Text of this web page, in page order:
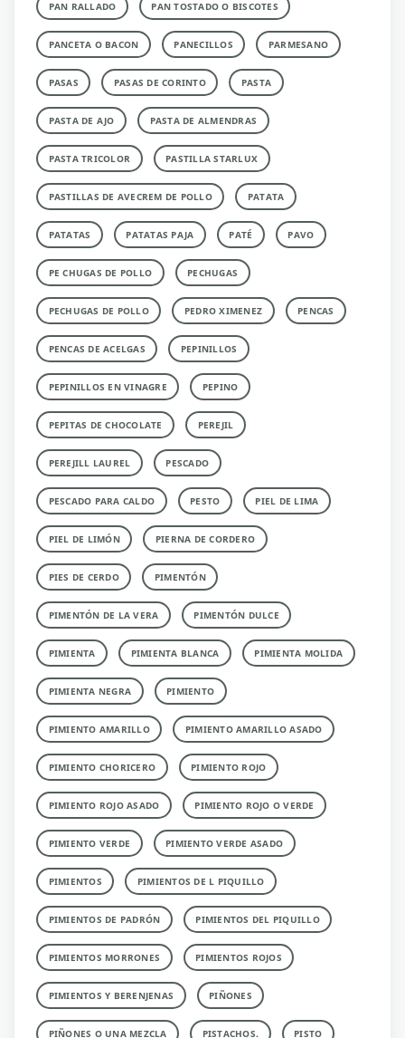
PAN RALLADO PAN TOSTADO O BISCOTES
PANCETA O BACON PANECILLOS PARMESANO
PASAS PASAS DE CORINTO PASTA
PASTA DE AJO PASTA DE ALMENDRAS
PASTA TRICOLOR PASTILLA STARLUX
PASTILLAS DE AVECREM DE POLLO PATATA
PATATAS PATATAS PAJA PATÉ PAVO
PE CHUGAS DE POLLO PECHUGAS
PECHUGAS DE POLLO PEDRO XIMENEZ PENCAS
PENCAS DE ACELGAS PEPINILLOS
PEPINILLOS EN VINAGRE PEPINO
PEPITAS DE CHOCOLATE PEREJIL
PEREJILL LAUREL PESCADO
PESCADO PARA CALDO PESTO PIEL DE LIMA
PIEL DE LIMÓN PIERNA DE CORDERO
PIES DE CERDO PIMENTÓN
PIMENTÓN DE LA VERA PIMENTÓN DULCE
PIMIENTA PIMIENTA BLANCA PIMIENTA MOLIDA
PIMIENTA NEGRA PIMIENTO
PIMIENTO AMARILLO PIMIENTO AMARILLO ASADO
PIMIENTO CHORICERO PIMIENTO ROJO
PIMIENTO ROJO ASADO PIMIENTO ROJO O VERDE
PIMIENTO VERDE PIMIENTO VERDE ASADO
PIMIENTOS PIMIENTOS DE L PIQUILLO
PIMIENTOS DE PADRÓN PIMIENTOS DEL PIQUILLO
PIMIENTOS MORRONES PIMIENTOS ROJOS
PIMIENTOS Y BERENJENAS PIÑONES
PIÑONES O UNA MEZCLA PISTACHOS. PISTO